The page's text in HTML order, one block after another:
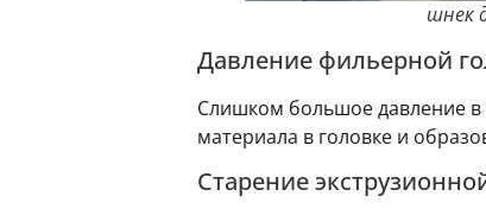
шнек
Давление фильерной
Слишком большое давление в
материала в головке и
Старение